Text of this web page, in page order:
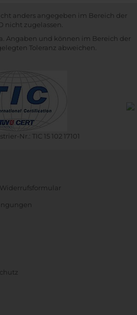
anders angegeben im Bereich der
nicht zugelassen.
Angaben und können im Bereich der
Toleranz abweichen.
Nr.: TIC 15 102 17101